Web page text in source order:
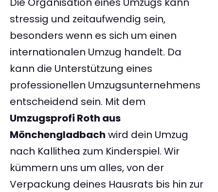
stressig und zeitaufwendig sein,
besonders wenn es sich um einen
internationalen Umzug handelt. Da
kann die Unterstützung eines
professionellen Umzugsunternehmens
entscheidend sein. Mit dem
Umzugsprofi Roth aus
Mönchengladbach wird dein Umzug
nach Kallithea zum Kinderspiel. Wir
kümmern uns um alles, von der
Verpackung deines Hausrats bis hin zur